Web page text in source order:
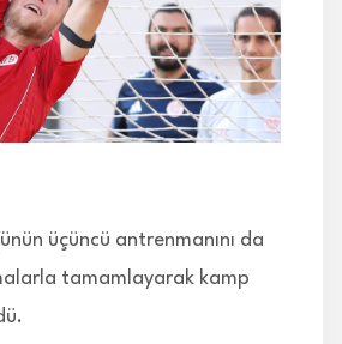
üçüncü antrenmanını da
tamamlayarak kamp